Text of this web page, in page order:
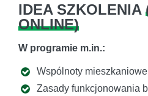
IDEA SZKOLENIA
ONLINE)
W programie m.in.:
Wspólnoty
Zasady funkcjonowania